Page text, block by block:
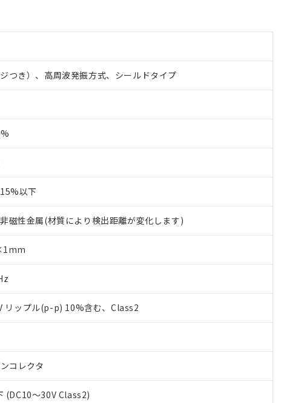
つき）、高周波発振方式、シールドタイプ
以下
磁性金属(材質により検出距離が変化します)
リップル(p-p) 10%含む、Class2
コレクタ
(DC10～30V Class2)